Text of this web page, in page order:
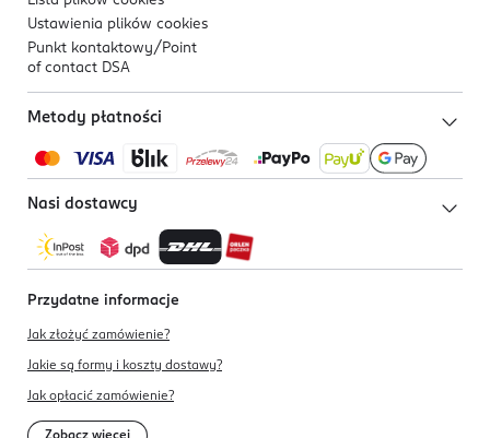
Ustawienia plików cookies
Punkt kontaktowy/ Point
of contact DSA
Metody płatności
Nasi dostawcy
Przydatne informacje
Jak złożyć zamówienie?
Jakie są formy i koszty dostawy?
Jak opłacić zamówienie?